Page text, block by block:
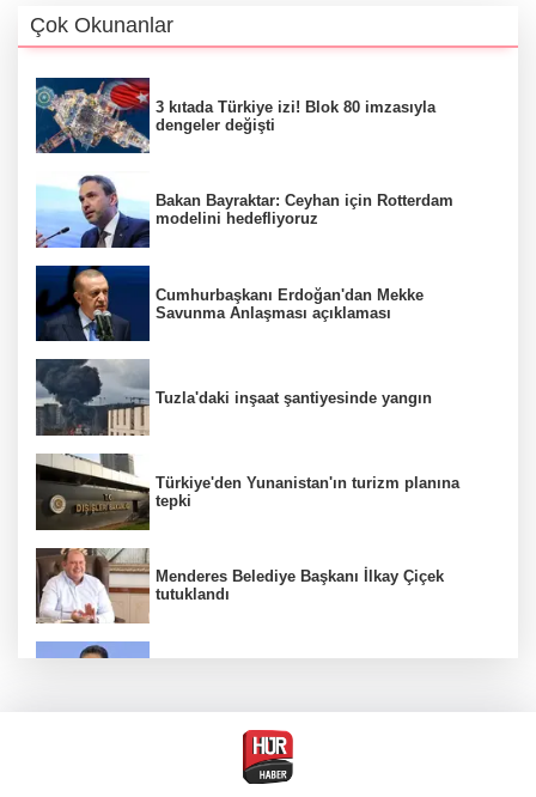
Çok Okunanlar
3 kıtada Türkiye izi! Blok 80 imzasıyla
dengeler değişti
Bakan Bayraktar: Ceyhan için Rotterdam
modelini hedefliyoruz
Cumhurbaşkanı Erdoğan'dan Mekke
Savunma Anlaşması açıklaması
Tuzla'daki inşaat şantiyesinde yangın
Türkiye'den Yunanistan'ın turizm planına
tepki
Menderes Belediye Başkanı İlkay Çiçek
tutuklandı
Hür Ağbaba soruşturmasında MASAK para
hareketlerini inceledi